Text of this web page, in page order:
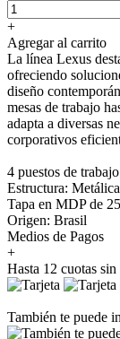
+
Agregar al carrito
La línea Lexus
ofreciendo
diseño
mesas de trabajo
adapta a diversas
corporativos
4 puestos de trabajo
Estructura:
Tapa en MDP de
Origen: Brasil
Medios de Pagos
+
Hasta 12 cuotas sin
También te puede